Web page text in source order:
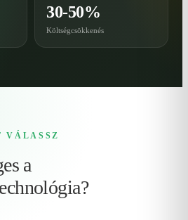
30-50%
Költségcsökkenés
VÁLASSZ
a